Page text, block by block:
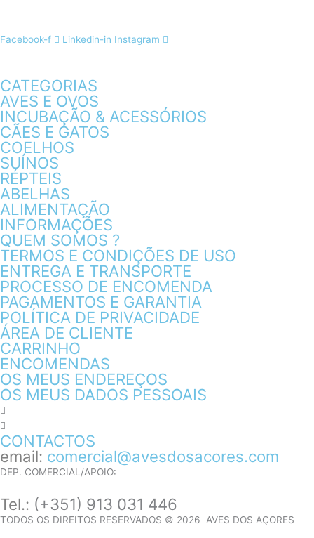
Facebook-f Linkedin-in Instagram
CATEGORIAS
AVES E OVOS
INCUBAÇÃO & ACESSÓRIOS
CÃES E GATOS
COELHOS
SUÍNOS
RÉPTEIS
ABELHAS
ALIMENTAÇÃO
INFORMAÇÕES
QUEM SOMOS ?
TERMOS E CONDIÇÕES DE USO
ENTREGA E TRANSPORTE
PROCESSO DE ENCOMENDA
PAGAMENTOS E GARANTIA
POLÍTICA DE PRIVACIDADE
ÁREA DE CLIENTE
CARRINHO
ENCOMENDAS
OS MEUS ENDEREÇOS
OS MEUS DADOS PESSOAIS
CONTACTOS
email: comercial@avesdosacores.com
DEP. COMERCIAL/APOIO:
Tel.: (+351) 913 031 446
TODOS OS DIREITOS RESERVADOS © 2026 AVES DOS AÇORES